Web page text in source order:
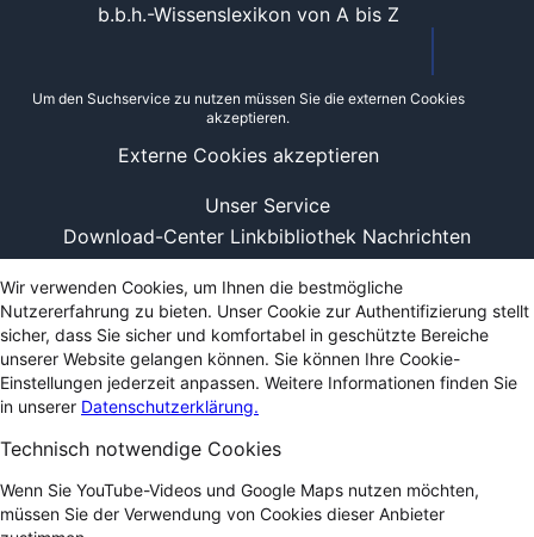
Unser Service
Download-Center Linkbibliothek Nachrichten
b.b.h.-Wissenslexikon von A bis Z
Um den Suchservice zu nutzen müssen Sie die externen Cookies
akzeptieren.
Externe Cookies akzeptieren
Wir verwenden Cookies, um Ihnen die bestmögliche
Nutzererfahrung zu bieten. Unser Cookie zur Authentifizierung stellt
sicher, dass Sie sicher und komfortabel in geschützte Bereiche
unserer Website gelangen können. Sie können Ihre Cookie-
Einstellungen jederzeit anpassen. Weitere Informationen finden Sie
in unserer Datenschutzerklärung.
Technisch notwendige Cookies
Wenn Sie YouTube-Videos und Google Maps nutzen möchten,
müssen Sie der Verwendung von Cookies dieser Anbieter